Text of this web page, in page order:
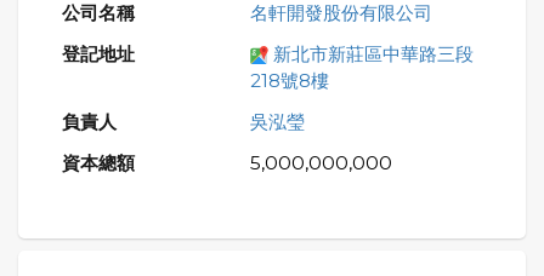
名軒開發股份有限公司
新北市新莊區中華路三段
218號8樓
吳泓瑩
5,000,000,000